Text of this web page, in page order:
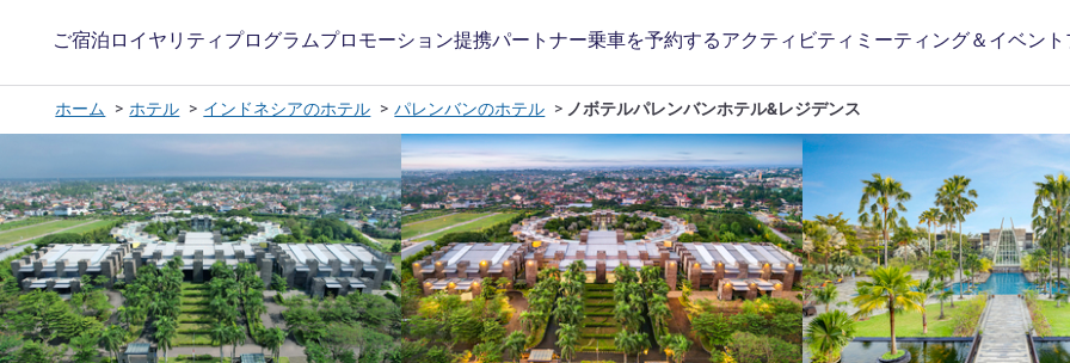
ご宿泊 ロイヤリティプログラムプロモーション提携パートナー乗車を予約するアクティビティ ミーティング＆イベント
ホーム ホテル インドネシアのホテル パレンバンのホテル ノボテルパレンバンホテル&レジデンス